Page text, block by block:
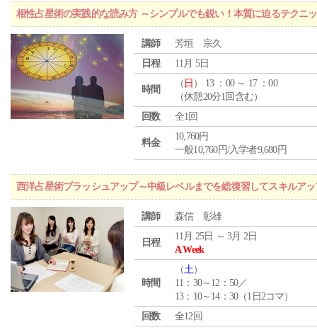
相性占星術の実践的な読み方 ～シンプルでも鋭い！本質に迫るテクニ
講師
芳垣 宗久
日程
11月 5日
時間
（ 日 ） 13 ：00 ～ 17 ：00
（休憩20分1回含む）
回数
全1回
料金
10,760円
一般10,760円/入学者9,680円
西洋占星術ブラッシュアップ～中級レベルまでを総復習してスキルア
講師 森信 彰雄
日程
11月 25日 ～ 3月 2日
A Week
時間
（土）
11：30～12：50／
13：10～14：30（1日2コマ）
回数
全12回